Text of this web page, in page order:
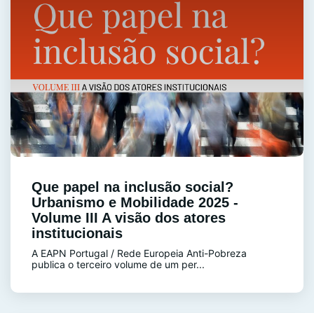
Que papel na inclusão social?
Urbanismo e Mobilidade 2025 -
Volume III A visão dos atores
institucionais
A EAPN Portugal / Rede Europeia Anti-Pobreza
publica o terceiro volume de um per...